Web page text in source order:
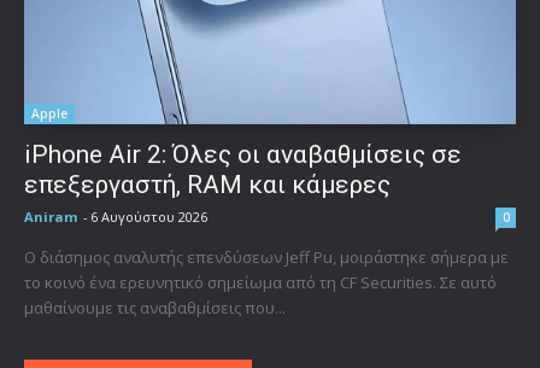
Apple
iPhone Air 2: Όλες οι αναβαθμίσεις σε
επεξεργαστή, RAM και κάμερες
Aniram - 6 Αυγούστου 2026 0
Ο διάσημος αναλυτής επενδύσεων Jeff Pu, μοιράστηκε σήμερα με
το κοινό ένα ερευνητικό σημείωμα από τη CF Securities. Σε αυτό
μαθαίνουμε τις αναβαθμίσεις που...